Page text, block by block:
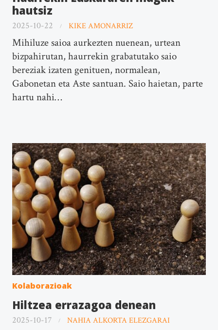
hautsiz
2025-10-22 KIKE AMONARRIZ
Mihiluze saioa aurkezten nuenean, urtean
bizpahirutan, haurrekin grabatutako saio
bereziak izaten genituen, normalean,
Gabonetan eta Aste santuan. Saio haietan, parte
hartu nahi…
Kolaborazioak
Hiltzea errazagoa denean
2025-10-17 NAHIA ALKORTA ELEZGARAI